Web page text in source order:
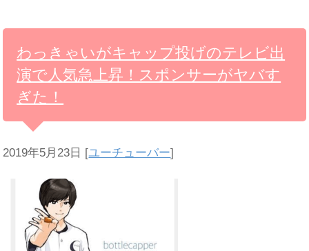
わっきゃいがキャップ投げのテレビ出
演で人気急上昇！スポンサーがヤバす
ぎた！
2019年5月23日 [ユーチューバー]